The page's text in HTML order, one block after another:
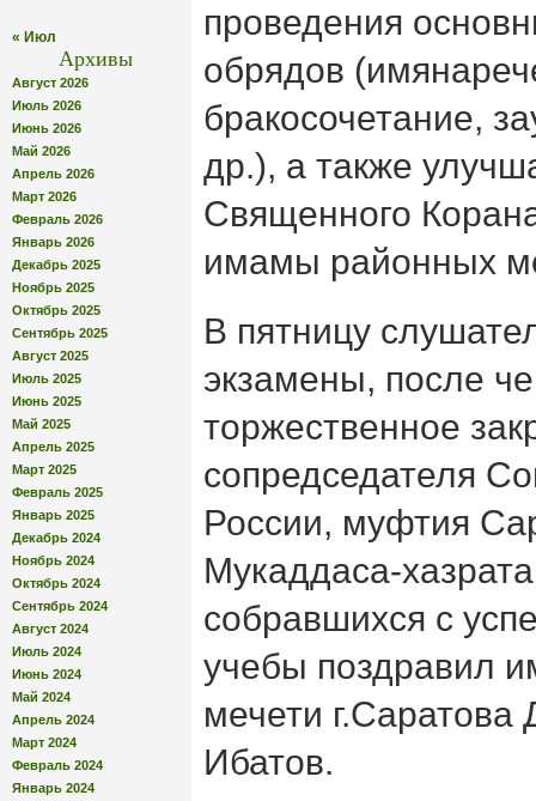
« Июл
Архивы
Август 2026
Июль 2026
Июнь 2026
Май 2026
Апрель 2026
Март 2026
Февраль 2026
Январь 2026
Декабрь 2025
Ноябрь 2025
Октябрь 2025
Сентябрь 2025
Август 2025
Июль 2025
Июнь 2025
Май 2025
Апрель 2025
Март 2025
Февраль 2025
Январь 2025
Декабрь 2024
Ноябрь 2024
Октябрь 2024
Сентябрь 2024
Август 2024
Июль 2024
Июнь 2024
Май 2024
Апрель 2024
Март 2024
Февраль 2024
Январь 2024
проведения
обрядов
бракосочетание,
др.), а также
Священного
имамы районных
В пятницу
экзамены, после
торжественное
сопредседателя
России, муфтия
Мукаддаса-
собравшихся с
учебы поздравил
мечети г.Саратова
Ибатов.